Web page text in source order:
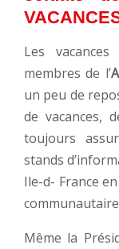
Les
membres de l’
un peu de
de vacances,
toujours
stands
Ile-d- France
Même la